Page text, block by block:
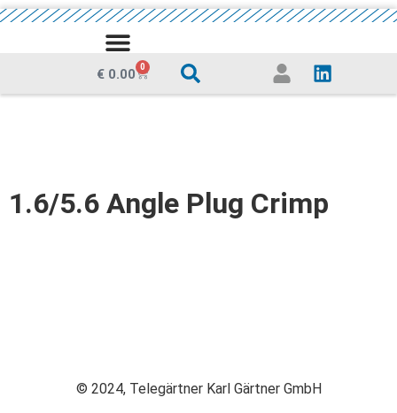
€ 0.00 0
1.6/5.6 Angle Plug Crimp
© 2024, Telegärtner Karl Gärtner GmbH